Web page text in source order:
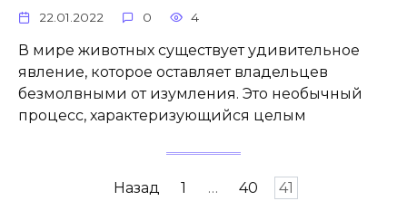
22.01.2022 0 4
В мире животных существует удивительное
явление, которое оставляет владельцев
безмолвными от изумления. Это необычный
процесс, характеризующийся целым
Назад 1 … 40 41